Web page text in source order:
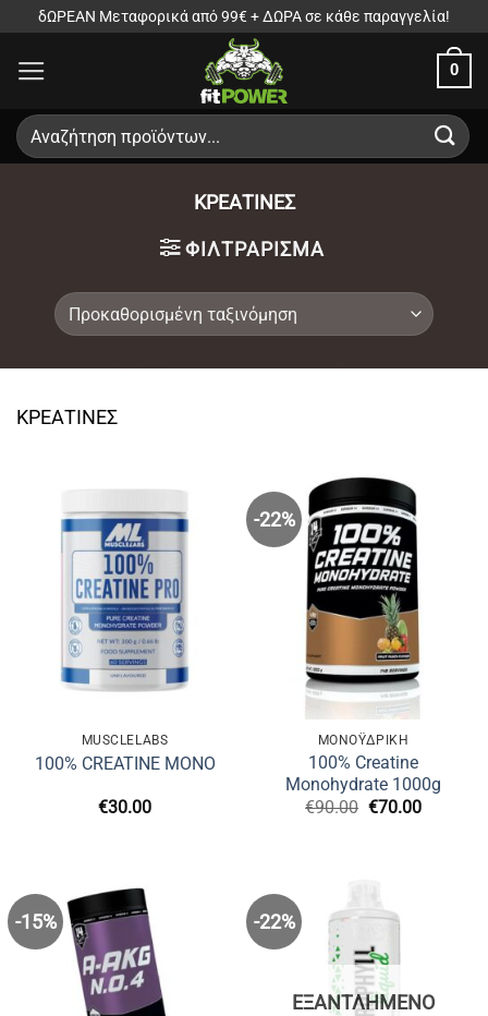
Μετάβαση
περιεχόμενο
δΩΡΕΑΝ Μεταφορικά από 99€ + ΔΩΡΑ σε κάθε παραγγελία!
0
Αναζήτηση
για:
ΚΡΕΑΤΙΝΕΣ
ΦΙΛΤΡΆΡΙΣΜΑ
ΚΡΕΑΤΙΝΕΣ
MUSCLELABS
100% CREATINE MONO
€30.00
-22%
ΜΟΝΟΫΔΡΙΚΉ
100% Creatine
Monohydrate 1000g
€90.00 Original
€70.00Η
-15% -22%
ΕΞΑΝΤΛΗΜΈΝΟ